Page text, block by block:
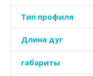
Тип профиля
Длина дуг
габариты